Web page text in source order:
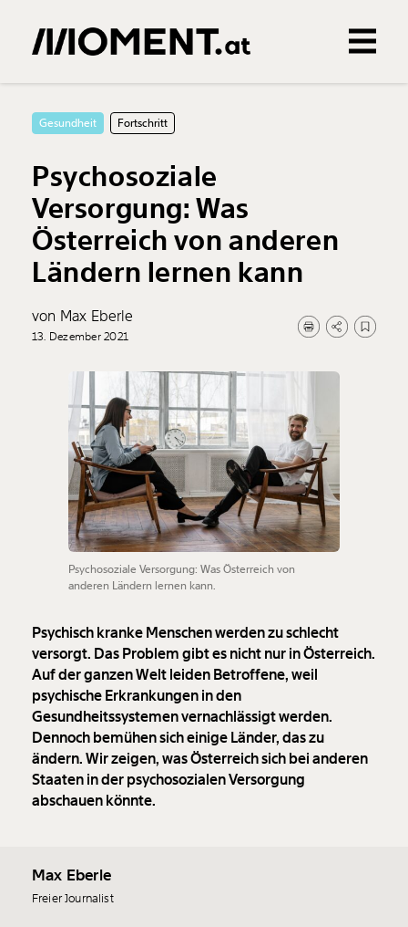
0Treffer
Gesundheit Fortschritt
Psychosoziale
Versorgung: Was
Österreich von anderen
Ländern lernen kann
von Max Eberle
13. Dezember 2021
Psychosoziale Versorgung: Was Österreich von
anderen Ländern lernen kann.
Psychisch kranke Menschen werden zu schlecht
versorgt. Das Problem gibt es nicht nur in Österreich.
Auf der ganzen Welt leiden Betroffene, weil
psychische Erkrankungen in den
Gesundheitssystemen vernachlässigt werden.
Dennoch bemühen sich einige Länder, das zu
ändern. Wir zeigen, was Österreich sich bei anderen
Staaten in der psychosozialen Versorgung
abschauen könnte.
Max Eberle
Freier Journalist